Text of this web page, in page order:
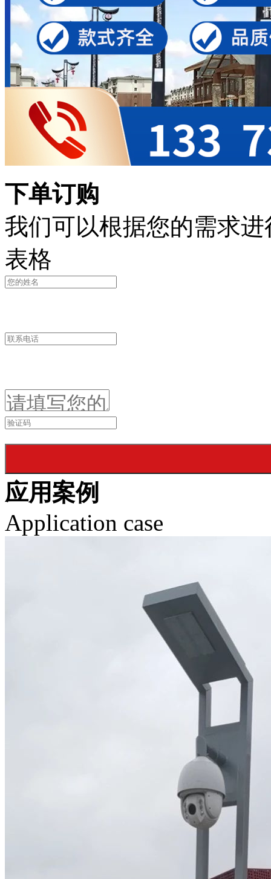
下单订购
我们可以根据您的需求
表格
应用案例
Application case